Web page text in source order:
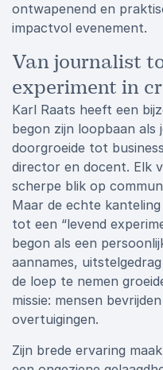
ontwapenend en
impactvol evenement.
Van journalist
experiment in
Karl Raats heeft een
begon zijn loopbaan als
doorgroeide tot
director en docent. Elk
scherpe blik op
Maar de echte
tot een “levend
begon als een
aannames,
de loep te nemen
missie: mensen
overtuigingen.
Zijn brede ervaring